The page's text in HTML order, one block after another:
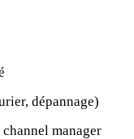
dépannage)
manager